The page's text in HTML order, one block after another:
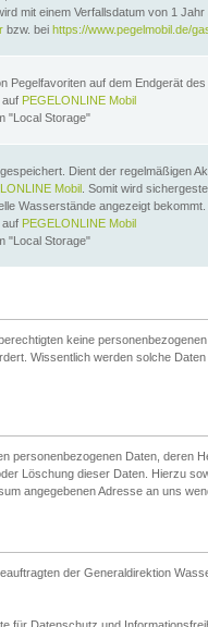
mit einem Verfallsdatum von 1 Jahr
bzw. bei https://www.pegelmobil.de/
Pegelfavoriten auf dem Endgerät
auf PEGELONLINE Mobil
"Local Storage"
Dient der regelmäßigen
Mobil . Somit wird
Wasserstände angezeigt bekommt.
auf PEGELONLINE Mobil
"Local Storage"
keine
Wissentlich werden solche
personenbezogenen Daten, deren
Löschung dieser Daten. Hierzu
angegebenen Adresse an uns
der Generaldirektion